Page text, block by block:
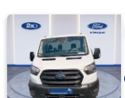
ÇIFT
ARKA
TEKER
440 E